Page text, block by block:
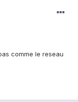
comme le reseau